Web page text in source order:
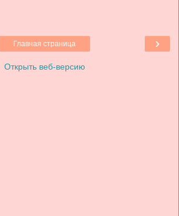
›
Главная страница
Открыть веб-версию